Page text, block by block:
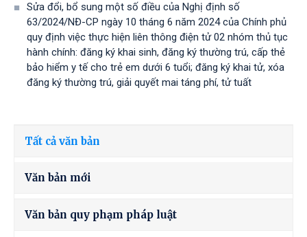
Sửa đổi, bổ sung một số điều của Nghị định số
63/2024/NĐ-CP ngày 10 tháng 6 năm 2024 của Chính phủ
quy định việc thực hiện liên thông điện tử 02 nhóm thủ tục
hành chính: đăng ký khai sinh, đăng ký thường trú, cấp thẻ
bảo hiểm y tế cho trẻ em dưới 6 tuổi; đăng ký khai tử, xóa
đăng ký thường trú, giải quyết mai táng phí, tử tuất
Tất cả văn bản
Văn bản mới
Văn bản quy phạm pháp luật